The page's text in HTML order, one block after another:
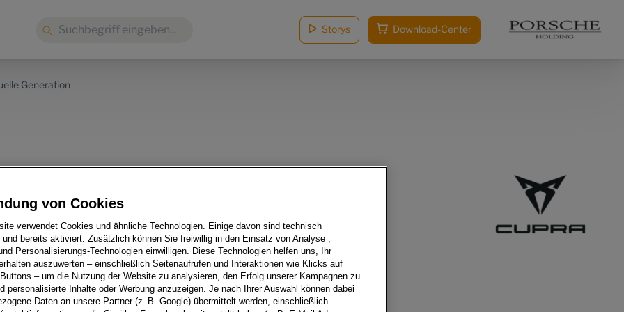
Generation
Suche: Storys Download-Center
Weltpremiere: der
Born
von Cookies
verwendet Cookies und ähnliche Technologien. Einige davon sind technisch
und bereits aktiviert. Zusätzlich können Sie freiwillig in den Einsatz von Analyse ,
Personalisierungs-Technologien einwilligen. Diese Technologien helfen uns, Ihr
auszuwerten – einschließlich Seitenaufrufen und Interaktionen wie Klicks auf
Buttons – um die Nutzung der Website zu analysieren, den Erfolg unserer Kampagnen zu
personalisierte Inhalte oder Werbung anzuzeigen. Je nach Ihrer Auswahl können dabei
Daten an unsere Partner (z. B. Google) übermittelt werden, einschließlich